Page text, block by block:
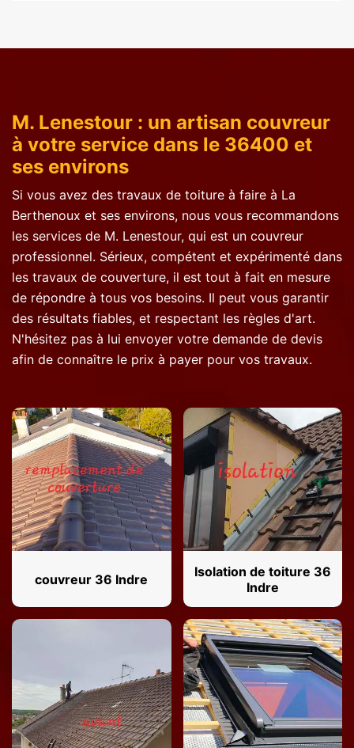
M. Lenestour : un artisan couvreur
à votre service dans le 36400 et
ses environs
Si vous avez des travaux de toiture à faire à La
Berthenoux et ses environs, nous vous recommandons
les services de M. Lenestour, qui est un couvreur
professionnel. Sérieux, compétent et expérimenté dans
les travaux de couverture, il est tout à fait en mesure
de répondre à tous vos besoins. Il peut vous garantir
des résultats fiables, et respectant les règles d'art.
N'hésitez pas à lui envoyer votre demande de devis
afin de connaître le prix à payer pour vos travaux.
couvreur 36 Indre
Isolation de toiture 36
Indre